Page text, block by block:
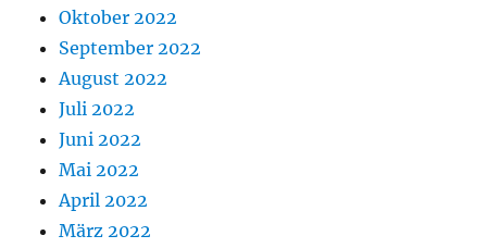
Oktober 2022
September 2022
August 2022
Juli 2022
Juni 2022
Mai 2022
April 2022
März 2022